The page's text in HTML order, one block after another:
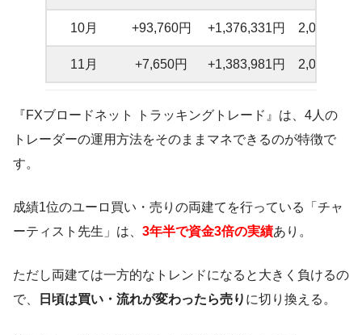
10月 +93,760円 +1,376,331円 2,065,909
11月 +7,650円 +1,383,981円 2,065,967
『FXブロードネット トラッキングトレード』は、4人の
トレーダーの運用方法をそのままマネできるのが特徴で
す。
成績1位のユーロ買い・売りの両建てを行っている「チャ
ーティスト先生」は、 3年半で資金3倍の実績あり。
ただし両建ては一方的なトレンドになると大きく負けるの
で、
日頃は買い・流れが変わったら売り に切り換える。